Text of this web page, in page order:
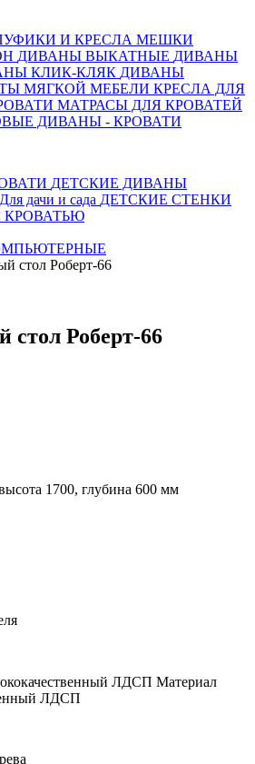
И КРЕСЛА МЕШКИ
ДИВАНЫ ВЫКАТНЫЕ ДИВАНЫ
КЛИК-КЛЯК ДИВАНЫ
МЯГКОЙ МЕБЕЛИ КРЕСЛА ДЛЯ
МАТРАСЫ ДЛЯ КРОВАТЕЙ
ДИВАНЫ - КРОВАТИ
ДЕТСКИЕ ДИВАНЫ
Для дачи и сада ДЕТСКИЕ СТЕНКИ
КРОВАТЬЮ
стол Роберт-66
Роберт-66
1700, глубина 600 мм
ЛДСП Материал
ЛДСП